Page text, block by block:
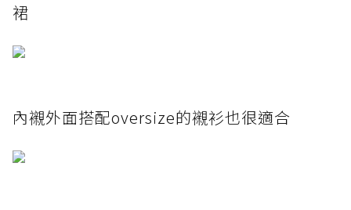
裙
內襯外面搭配oversize的襯衫也很適合